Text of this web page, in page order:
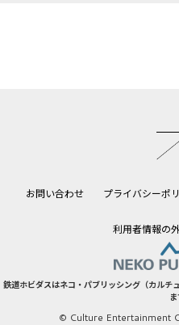
お問い合わせ プライバシーポ
利用者情報の
鉄道ホビダスはネコ・パブリッシング（カルチ
ま
© Culture Entertainment